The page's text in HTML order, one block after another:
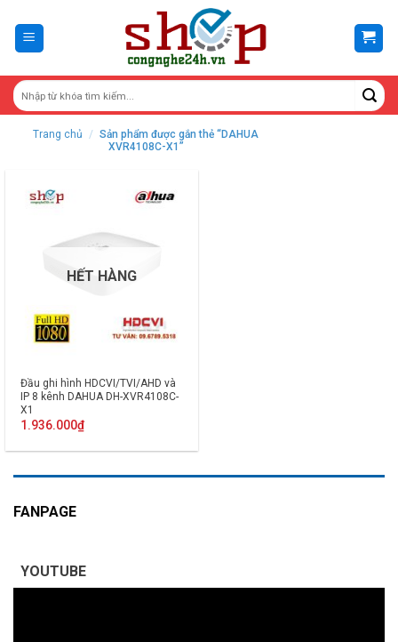
content
Trang chủ / Sản phẩm được gắn thẻ “DAHUA
XVR4108C-X1”
HẾT HÀNG
Đầu ghi hình HDCVI/TVI/AHD và
IP 8 kênh DAHUA DH-XVR4108C-
X1
1.936.000₫
FANPAGE
YOUTUBE